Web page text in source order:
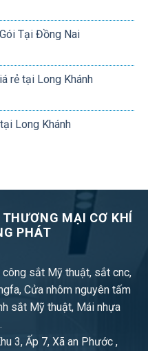
Tại Đồng Nai
rẻ tại Long Khánh
Long Khánh
MẠI CƠ KHÍ
PHÁT
sắt Mỹ thuật, sắt cnc,
Cửa nhôm nguyên tấm
sắt Mỹ thuật, Mái nhựa
3, Ấp 7, Xã an Phước ,